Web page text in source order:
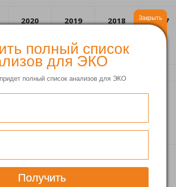
полный список
для ЭКО
полный список анализов для ЭКО
Получить
Закрыть
2020 2019 2018 2017